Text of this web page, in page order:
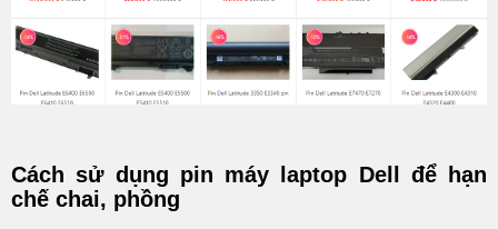
Cách sử dụng pin máy laptop Dell để hạn
chế chai, phồng